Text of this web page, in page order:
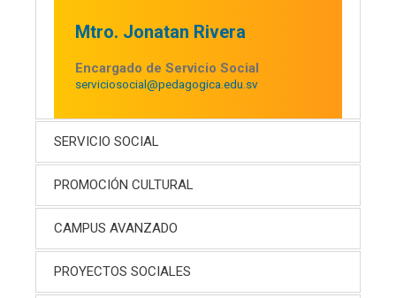
Mtro. Jonatan Rivera
Encargado de Servicio Social
serviciosocial@pedagogica.edu.sv
SERVICIO SOCIAL
PROMOCIÓN CULTURAL
CAMPUS AVANZADO
PROYECTOS SOCIALES